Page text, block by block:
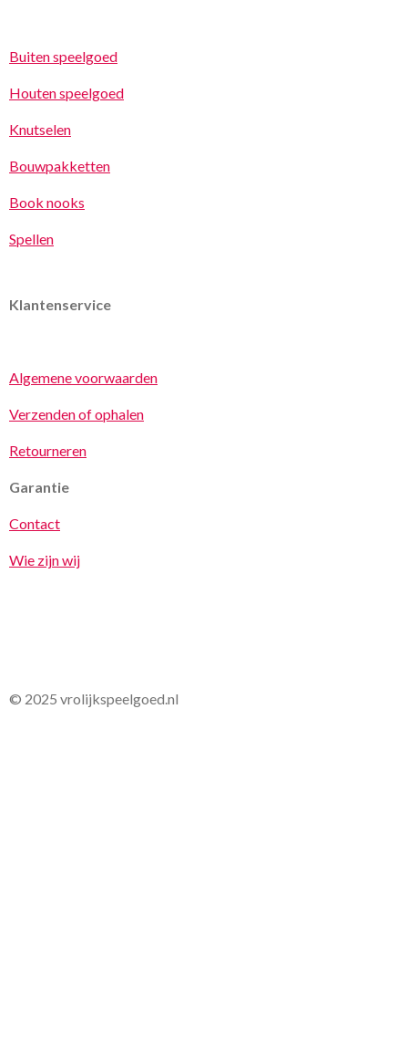
Buiten speelgoed
Houten speelgoed
Knutselen
Bouwpakketten
Book nooks
Spellen
Klantenservice
Algemene voorwaarden
Verzenden of ophalen
Retourneren
Garantie
Contact
Wie zijn wij
© 2025 vrolijkspeelgoed.nl